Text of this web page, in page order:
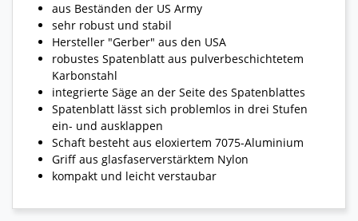
aus Beständen der US Army
sehr robust und stabil
Hersteller "Gerber" aus den USA
robustes Spatenblatt aus pulverbeschichtetem
Karbonstahl
integrierte Säge an der Seite des Spatenblattes
Spatenblatt lässt sich problemlos in drei Stufen
ein- und ausklappen
Schaft besteht aus eloxiertem 7075-Aluminium
Griff aus glasfaserverstärktem Nylon
kompakt und leicht verstaubar